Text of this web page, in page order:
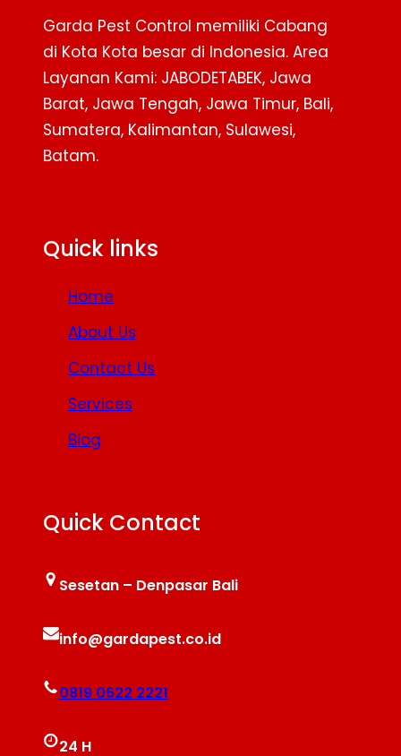
Garda Pest Control memiliki Cabang
di Kota Kota besar di Indonesia. Area
Layanan Kami: JABODETABEK, Jawa
Barat, Jawa Tengah, Jawa Timur, Bali,
Sumatera, Kalimantan, Sulawesi,
Batam.
Quick links
Home
About Us
Contact Us
Services
Blog
Quick Contact
Sesetan – Denpasar Bali
info@gardapest.co.id
0819 0622 2221
24 H